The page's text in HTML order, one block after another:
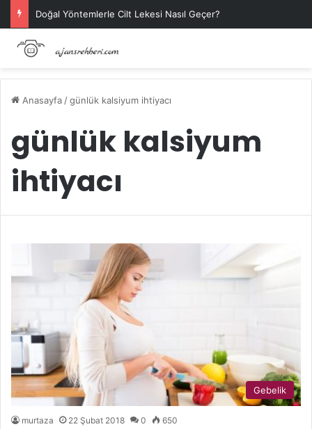
Doğal Yöntemlerle Cilt Lekesi Nasıl Geçer?
Anasayfa /günlük kalsiyum ihtiyacı
günlük kalsiyum
ihtiyacı
Gebelik
murtaza 22 Şubat 2018 0 650